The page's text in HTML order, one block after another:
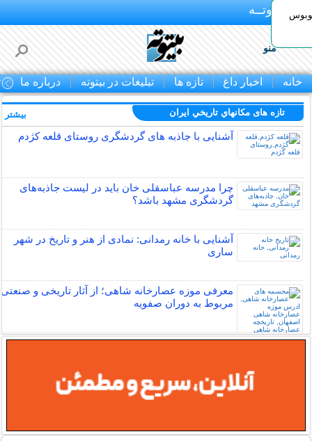
بـیتوتــه
منو
خانه اخبار داغ تازه ها تبلیغات در بیتوته درباره ما
تازه های مكانهاي تاريخي ايران
آشنایی با جاذبه های گردشگری روستای قلعه کژدم
چرا مدرسه عباسقلی خان باید در لیست جاذبه‌های
گردشگری مشهد باشد؟
آشنایی با خانه رمدانی: نمادی از هنر و تاریخ در شهر
ساری
معرفی موزه عصارخانه شاهی؛ از آثار تاریخی و صنعتی
مربوط به دوران صفویه
بیشتر